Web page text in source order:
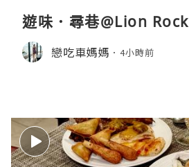
遊味．尋巷@Lion Rock
戀吃車媽媽 4小時前